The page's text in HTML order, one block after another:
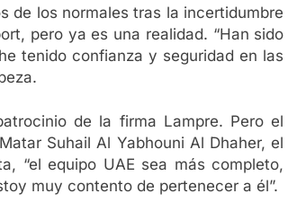
de los normales tras la incertidumbre
pero ya es una realidad. “Han sido
tenido confianza y seguridad en las
de la firma Lampre. Pero el
Suhail Al Yabhouni Al Dhaher, el
“el equipo UAE sea más completo,
muy contento de pertenecer a él”.